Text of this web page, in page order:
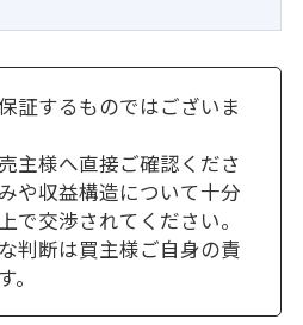
証するものではございま
主様へ直接ご確認くださ
や収益構造について十分
で交渉されてください。
判断は買主様ご自身の責